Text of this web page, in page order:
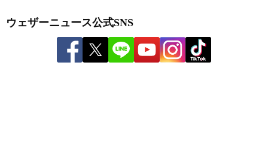
ウェザーニュース公式SNS